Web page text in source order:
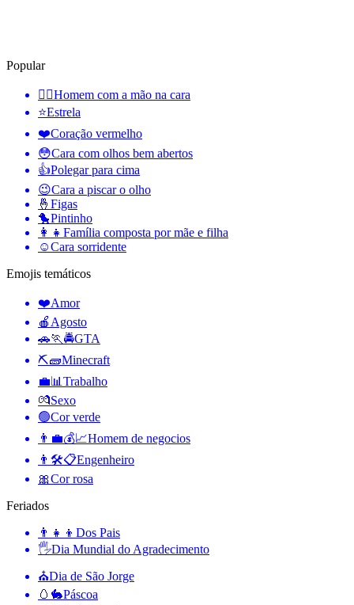
Popular
🤦‍♂️Homem com a mão na cara
⭐Estrela
❤️Coração vermelho
😳Cara com olhos bem abertos
👍Polegar para cima
😉Cara a piscar o olho
🤞 Figas
🐤Pintinho
👩‍👧 Família composta por mãe e filha
☺️Cara sorridente
Emojis temáticos
❤️Amor
🍎 Agosto
🚗🏃🚔GTA
⛏🧱Minecraft
💼📊 Trabalho
💏Sexo
🟢Cor verde
👨‍💼💰📈Homem de negocios
👨🛠📋Engenheiro
🎀Cor rosa
Feriados
👨‍👧‍👦 Dos Pais
🖐Dia Mundial do Agradecimento
⛪️Dia de São Jorge
🥚🐇Páscoa